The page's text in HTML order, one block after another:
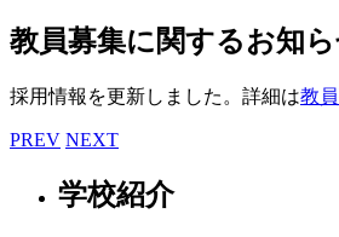
教員募集に関するお知
採用情報を更新しました。詳細は教
PREV NEXT
学校紹介